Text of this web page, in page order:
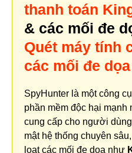
thanh toán
& các mối đe
Quét máy tính
các mối đe
SpyHunter là một công
phần mềm độc hại
cung cấp cho người
mật hệ thống chuyên
loạt các mối đe dọa như